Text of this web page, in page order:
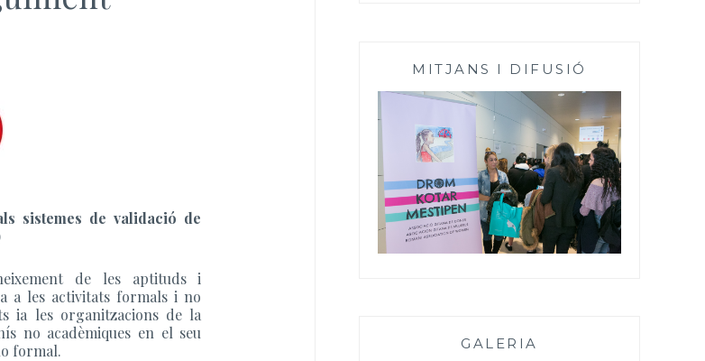
sistemes de validació de
de les aptituds i
a les activitats formals i no
ia les organitzacions de la
no acadèmiques en el seu
formal.
MITJANS I DIFUSIÓ
GALERIA